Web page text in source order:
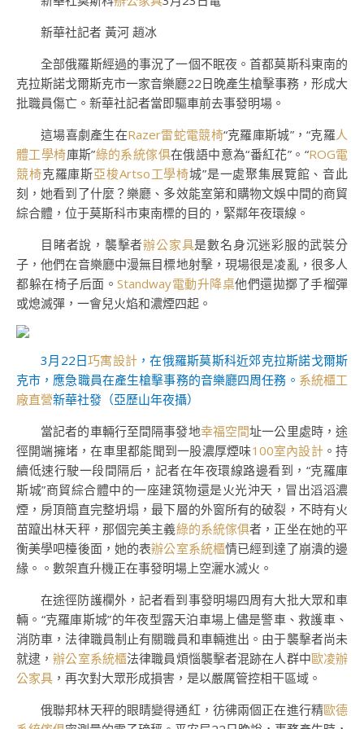
新華社記者 黃河 趙冰
全部俄羅斯經過的事況了一個不眠夜。首都莫斯科東南的
克拉斯諾戈爾斯克市一家音樂廳22日晚產生槍擊事務，形成大
批職員傷亡。新華社記者當即驅車前去事發明場。
這場喜劇產生在Razer雷蛇電競椅“克羅庫斯城”，“克羅人
體工學椅庫斯”綠的系統傢俱在俄語中意為“番紅花”。“ROG電
競椅克羅庫斯亞梭Artso工學椅城”是一處聚集展覽館、音此
刻，她看到了什麼？樂廳、多效能室第和購物文娛中間的商貿
綜合體，位于莫斯科市東南標的目的，緊鄰年夜環線。
目睹者說，襲擊者辦公家具是數名身沉迷彩服的武裝分
子，他們在音樂廳中漫無目標地射擊，現場很是凌亂，很多人
都躲在椅子后面。 Standway電動升降桌他們還拋擲了手榴彈
或熄滅彈，一會兒火焰和濃煙四起。
3月22日巧寓設計 ，在俄羅斯莫斯科近郊克拉斯諾戈爾斯
克市，應急職員在產生槍擊事務的音樂廳四周任務。 系統櫃工
廠直營新華社發（亞歷山年夜攝）
當記者的車輛行至間隔事發地幸福空間址一公里處時，途
徑開端擁堵，在車里都能聞到一股濃厚煙味100室內設計。持
續低速行駛一段間隔后，記者在年夜環線路邊看到，“克羅庫
斯城”商貿綜合體中的一座建筑物還是火光沖天，冒出滔滔濃
煙，房頂簡直完整坍塌，最下層的外窗所有的破裂，不時有火
苗躥出林天秤，那個完美主義綠的系統傢俱者，正坐在她的平
衡美學吧檯後面，她的表辦公室系統櫃情已經到達了崩潰的邊
緣。。數架直升機正在事發明場上空灑水滅火。
在途徑防護欄外，記者看到事發明場四周有大批大眾和車
輛。“克羅庫斯城”的年夜型露天泊車場上儘是警車、救護車、
消防車，法律職員制止有關職員和車輛進出。由于襲擊者尚未
就逮，辦公室系統櫃法律職員煩惱襲擊者混跡在人群中歐凌辦
公家具 ，再次對大眾形成損害，是以嚴厲管控相干區域。
俄聯邦林天秤的眼睛變得通紅，彷彿兩個正在進行精歐德